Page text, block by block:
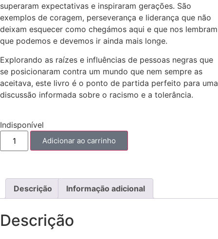
superaram expectativas e inspiraram gerações. São
exemplos de coragem, perseverança e liderança que não
deixam esquecer como chegámos aqui e que nos lembram
que podemos e devemos ir ainda mais longe.
Explorando as raízes e influências de pessoas negras que
se posicionaram contra um mundo que nem sempre as
aceitava, este livro é o ponto de partida perfeito para uma
discussão informada sobre o racismo e a tolerância.
Indisponível
Adicionar ao carrinho
Descrição Informação adicional
Descrição